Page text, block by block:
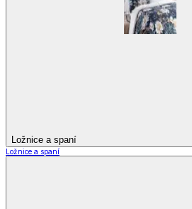
Ložnice a spaní
Ložnice a spaní